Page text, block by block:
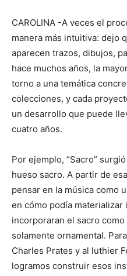
CAROLINA -A veces el
manera más intuitiva: dejo
aparecen trazos, dibujos,
hace muchos años, la
torno a una temática
colecciones, y cada
un desarrollo que puede
cuatro años.
Por ejemplo, “Sacro”
hueso sacro. A partir de
pensar en la música como
en cómo podía
incorporaran el sacro
solamente ornamental.
Charles Prates y al luthier
logramos construir esos